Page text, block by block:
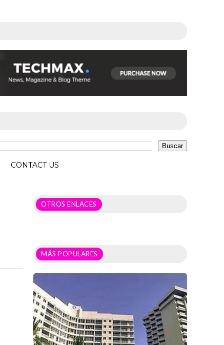
CONTACT US
OTROS ENLACES
MÁS POPULARES